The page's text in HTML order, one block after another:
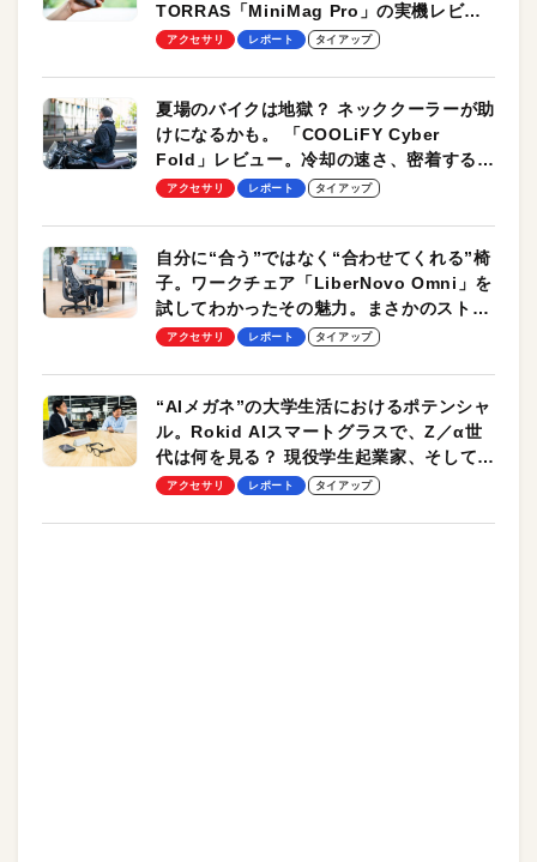
TORRAS「MiniMag Pro」の実機レビュ
ーも
アクセサリ レポート タイアップ
夏場のバイクは地獄？ ネッククーラーが助
けになるかも。 「COOLiFY Cyber
Fold」レビュー。冷却の速さ、密着する冷
却プレート、シンプルな操作性がグッド！
アクセサリ レポート タイアップ
自分に“合う”ではなく“合わせてくれる”椅
子。ワークチェア「LiberNovo Omni」を
試してわかったその魅力。まさかのストレ
ッチ機能も搭載
アクセサリ レポート タイアップ
“AIメガネ”の大学生活におけるポテンシャ
ル。Rokid AIスマートグラスで、Z／α世
代は何を見る？ 現役学生起業家、そして教
授による体験会レポート【PR】
アクセサリ レポート タイアップ